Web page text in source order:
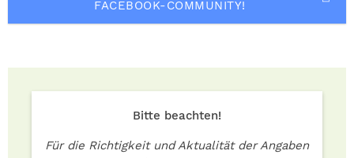
FACEBOOK-COMMUNITY!
Bitte beachten!
Für die Richtigkeit und Aktualität der Angaben